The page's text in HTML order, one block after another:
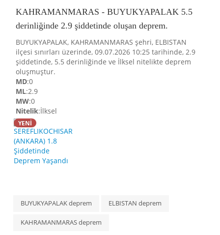
KAHRAMANMARAS - BUYUKYAPALAK 5.5
derinliğinde 2.9 şiddetinde oluşan deprem.
BUYUKYAPALAK, KAHRAMANMARAS şehri, ELBISTAN
ilçesi sınırları üzerinde, 09.07.2026 10:25 tarihinde, 2.9
şiddetinde, 5.5 derinliğinde ve İlksel nitelikte deprem
oluşmuştur.
MD:0
ML:2.9
MW:0
Nitelik:İlksel
YENİ
BUYUKYAPALAK deprem ELBISTAN deprem
KAHRAMANMARAS deprem